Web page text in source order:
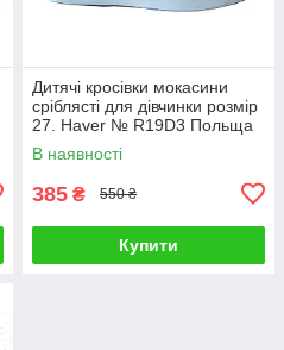
Дитячі кросівки мокасини
сріблясті для дівчинки розмір
27. Haver № R19D3 Польща
В наявності
385 ₴ 550 ₴
Купити